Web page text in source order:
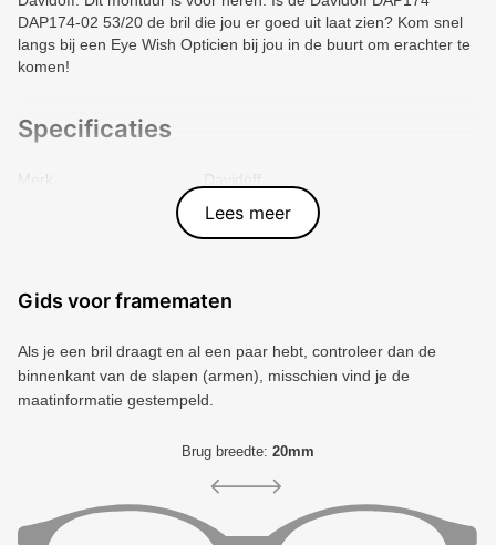
DAP174-02 53/20 de bril die jou er goed uit laat zien? Kom snel
langs bij een Eye Wish Opticien bij jou in de buurt om erachter te
komen!
Specificaties
Merk
Davidoff
Grijs
Other
Lees meer
Gids voor framematen
Als je een bril draagt ​​en al een paar hebt, controleer dan de
binnenkant van de slapen (armen), misschien vind je de
maatinformatie gestempeld.
Brug breedte: 20mm